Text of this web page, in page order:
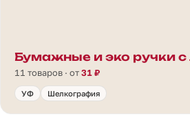
Бумажные и эко ручки с
11 товаров · от31 ₽
УФ Шелкография